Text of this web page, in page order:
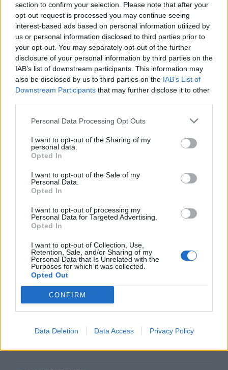
section to confirm your selection. Please note that after your
opt-out request is processed you may continue seeing
interest-based ads based on personal information utilized by
us or personal information disclosed to third parties prior to
your opt-out. You may separately opt-out of the further
disclosure of your personal information by third parties on the
IAB’s list of downstream participants. This information may
also be disclosed by us to third parties on the IAB’s List of
Downstream Participants that may further disclose it to other
Personal Data Processing Opt Outs
I want to opt-out of the Sharing of my
personal data.
Opted In
I want to opt-out of the Sale of my
Personal Data.
Opted In
I want to opt-out of processing my
Personal Data for Targeted Advertising.
Opted In
I want to opt-out of Collection, Use,
Retention, Sale, and/or Sharing of my
Personal Data that Is Unrelated with the
Purposes for which it was collected.
Opted Out
CONFIRM
Data Deletion Data Access Privacy Policy
22:32
Πανεπιστήμιο Κρήτης: 3,35 εκατ. ευρώ από το Υπουργείο
Παιδείας, για το στεγαστικό επίδομα των φοιτητών
22:22
Ηράκλειο: “Σκουπίδια κατάχαμα, μια ψησταριά στο
πουθενά κι ένα αμάξι παρατημένο στο πάρκο”
Καιρός: “Πορτοκαλί” συναγερμός στην Κρήτη - Ζέστη και
22:02
Σφοδρή επίθεση κατά Καρυστιανού-Γρατσία από πρώην
στελέχη: «Συνεχής εσωστρέφεια και τραγικά
ΣΧΕΤΙΚA AΡΘΡΑ
Χανιά: «4 Εποχές στον Δήμο Πλατανιά» - Εγκαίνια
Έκθεσης Ζωγραφικής &